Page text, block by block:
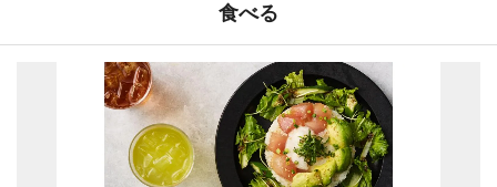
食べる